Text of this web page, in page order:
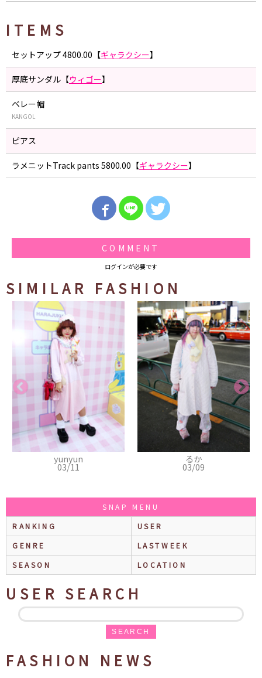
ITEMS
セットアップ 4800.00【ギャラクシー】
厚底サンダル【ウィゴー】
ベレー帽
KANGOL
ピアス
ラメニットTrack pants 5800.00【ギャラクシー】
COMMENT
ログインが必要です
SIMILAR FASHION
yunyun
03/11
るか
03/09
SNAP MENU
RANKING
USER
GENRE
LASTWEEK
SEASON
LOCATION
USER SEARCH
SEARCH
FASHION NEWS